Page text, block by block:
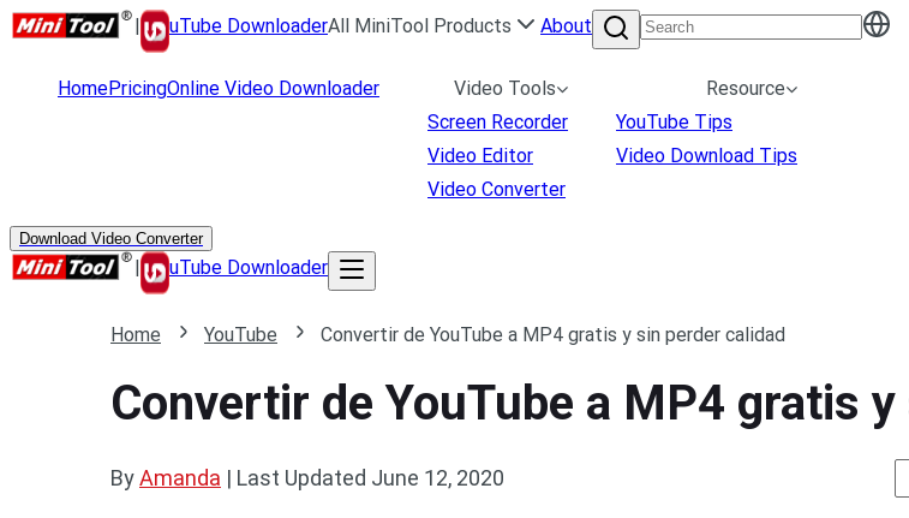
| uTube DownloaderAll MiniTool Products About
HomePricingOnline Video Downloader
Video Tools
Screen Recorder
Video Editor
Video Converter
Resource
YouTube Tips
Video Download Tips
Download Video Converter
| uTube Downloader
Home YouTube Convertir de YouTube a MP4 gratis y sin perder calidad
Convertir de YouTube a MP4 gratis
ByAmanda | Last Updated June 12, 2020